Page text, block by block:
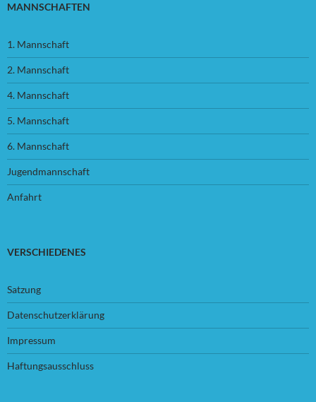
MANNSCHAFTEN
1. Mannschaft
2. Mannschaft
4. Mannschaft
5. Mannschaft
6. Mannschaft
Jugendmannschaft
Anfahrt
VERSCHIEDENES
Satzung
Datenschutzerklärung
Impressum
Haftungsausschluss